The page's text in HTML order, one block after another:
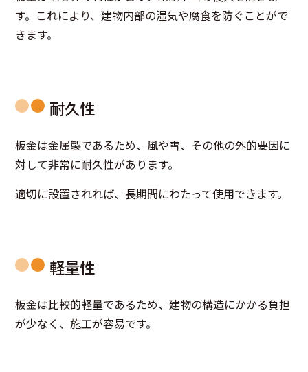
す。これにより、建物内部の湿気や腐食を防ぐことがで
きます。
耐久性
板金は金属製であるため、風や雪、その他の外的要因に
対して非常に耐久性があります。
適切に設置されれば、長期間にわたって使用できます。
軽量性
板金は比較的軽量であるため、建物の構造にかかる負担
が少なく、施工が容易です。